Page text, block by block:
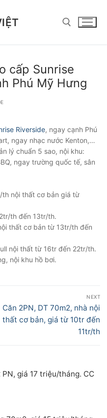
cấp Sunrise
Phú Mỹ Hưng
Riverside, ngay cạnh Phú
ngay nhạc nước Kenton,…
lý chuẩn 5 sao, nội khu:
ngay trường quốc tế, sân
th nội thất cơ bản giá từ
th đến 13tr/th.
thất cơ bản từ 13tr/th đến
nội thất từ 16tr đến 22tr/th.
nội khu hồ bơi.
NEXT
Next
post:
Căn 2PN, DT 70m2, nhà nội
thất cơ bản, giá từ 10tr đến
11tr/th
giá 17 triệu/tháng. CC